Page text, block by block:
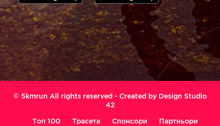
© 5kmrun All rights reserved - Created by Design Studio
42
Топ 100 Трасета Спонсори Партньори